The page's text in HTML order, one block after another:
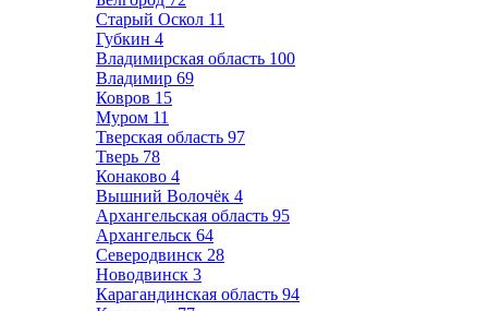
Старый Оскол 11
Губкин 4
Владимирская область 100
Владимир 69
Ковров 15
Муром 11
Тверская область 97
Тверь 78
Конаково 4
Вышний Волочёк 4
Архангельская область 95
Архангельск 64
Северодвинск 28
Новодвинск 3
Карагандинская область 94